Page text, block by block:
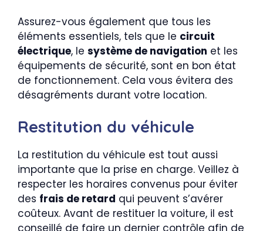
Assurez-vous également que tous les
éléments essentiels, tels que le circuit
électrique, le système de navigation et les
équipements de sécurité, sont en bon état
de fonctionnement. Cela vous évitera des
désagréments durant votre location.
Restitution du véhicule
La restitution du véhicule est tout aussi
importante que la prise en charge. Veillez à
respecter les horaires convenus pour éviter
des frais de retard qui peuvent s’avérer
coûteux. Avant de restituer la voiture, il est